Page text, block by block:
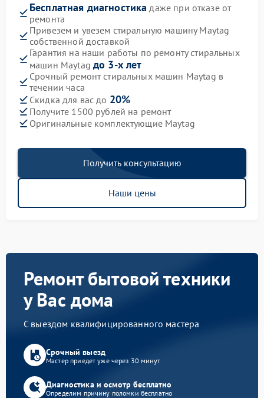
Бесплатная диагностика даже при отказе от
ремонта
Привезем и увезем стиральную машину Maytag
собственной доставкой
Гарантия на наши работы по ремонту стиральных
машин Maytag до 3-х лет
Срочный ремонт стиральных машин Maytag в
течении часа
Скидка для вас до 20%
Получите 1500 рублей на ремонт
Оригинальные комплектующие Maytag
Получить консультацию
Наши цены
Ремонт бытовой техники
у Вас дома
С выездом квалифицированного мастера
Срочный выезд
Мастер приедет уже через 30 минут
Диагностика и осмотр бесплатно
Определим причину поломки бесплатно